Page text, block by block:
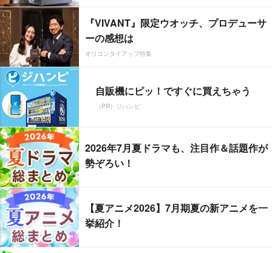
『VIVANT』限定ウオッチ、プロデューサ
ーの感想は
オリコンタイアップ特集
自販機にピッ！ですぐに買えちゃう
（PR）ジハンピ
2026年7月夏ドラマも、注目作＆話題作が
勢ぞろい！
【夏アニメ2026】7月期夏の新アニメを一
挙紹介！